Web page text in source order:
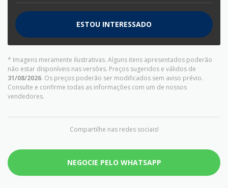
ESTOU INTERESSADO
* Imagens meramente ilustrativas. Alguns itens apresentados poderão
não estar disponíveis nas versões. Preços sugeridos e válidos de
31/08/2026. Os preços poderão ser modificados sem aviso prévio.
Consulte e confirme todas as informações com um de nossos
vendedores.
Compartilhe nas redes sociais!
NEGOCIE PELO WHATSAPP